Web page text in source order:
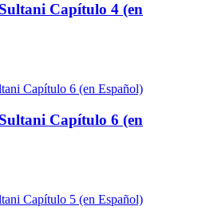
Capítulo 4 (en
Capítulo 6 (en